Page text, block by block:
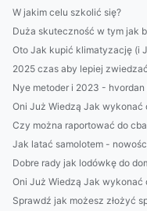
W jakim celu szkolić się?
Duża skuteczność w tym jak
Oto Jak kupić klimatyzację (i
2025 czas aby lepiej
Nye metoder i 2023 -
Oni Już Wiedzą Jak wykonać
Czy można raportować do
Jak latać samolotem -
Dobre rady jak lodówkę do
Oni Już Wiedzą Jak wykonać
Sprawdź jak możesz złożyć